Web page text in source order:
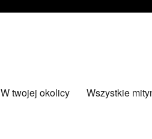
W twojej okolicy Wszystkie